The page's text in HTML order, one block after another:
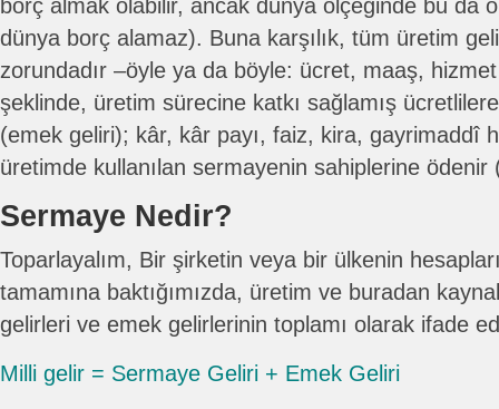
borç almak olabilir, ancak dünya ölçeğinde bu da
dünya borç alamaz). Buna karşılık, tüm üretim
zorundadır –öyle ya da böyle: ücret, maaş, hizmet
şeklinde, üretim sürecine katkı sağlamış
(emek geliri); kâr, kâr payı, faiz, kira, gayrimaddî
üretimde kullanılan sermayenin sahiplerine
Sermaye Nedir?
Toparlayalım, Bir şirketin veya bir ülkenin
tamamına baktığımızda, üretim ve buradan
gelirleri ve emek gelirlerinin toplamı olarak ifade
Milli gelir = Sermaye Geliri + Emek Geliri